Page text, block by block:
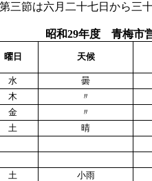
節は六月二十七日から三
昭和29年度 青梅市
曜日 天候
水 曇
木 〃
金 〃
土 晴
土 小雨